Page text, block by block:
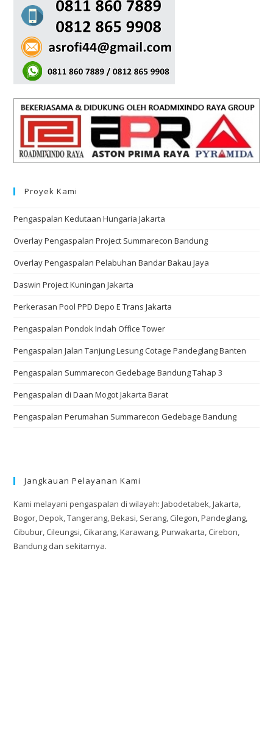
Proyek Kami
Pengaspalan Kedutaan Hungaria Jakarta
Overlay Pengaspalan Project Summarecon Bandung
Overlay Pengaspalan Pelabuhan Bandar Bakau Jaya
Daswin Project Kuningan Jakarta
Perkerasan Pool PPD Depo E Trans Jakarta
Pengaspalan Pondok Indah Office Tower
Pengaspalan Jalan Tanjung Lesung Cotage Pandeglang Banten
Pengaspalan Summarecon Gedebage Bandung Tahap 3
Pengaspalan di Daan Mogot Jakarta Barat
Pengaspalan Perumahan Summarecon Gedebage Bandung
Jangkauan Pelayanan Kami
Kami melayani pengaspalan di wilayah: Jabodetabek, Jakarta,
Bogor, Depok, Tangerang, Bekasi, Serang, Cilegon, Pandeglang,
Cibubur, Cileungsi, Cikarang, Karawang, Purwakarta, Cirebon,
Bandung dan sekitarnya.